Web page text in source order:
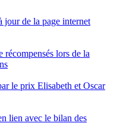
jour de la page internet
lors de la
le prix Elisabeth et Oscar
lien avec le bilan des